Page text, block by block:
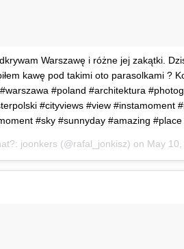
Warszawę i różne jej zakątki.
kawę pod takimi oto parasolkami ?
#poland #architektura
#cityviews #view #instamoment
#sky #sunnyday #amazing
joonkers (@rafal_jonkisz) on May